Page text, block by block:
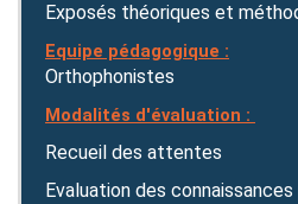
Exposés théoriques et
Equipe pédagogique :
Orthophonistes
Modalités d'évaluation :
Recueil des attentes
Evaluation des connaissances